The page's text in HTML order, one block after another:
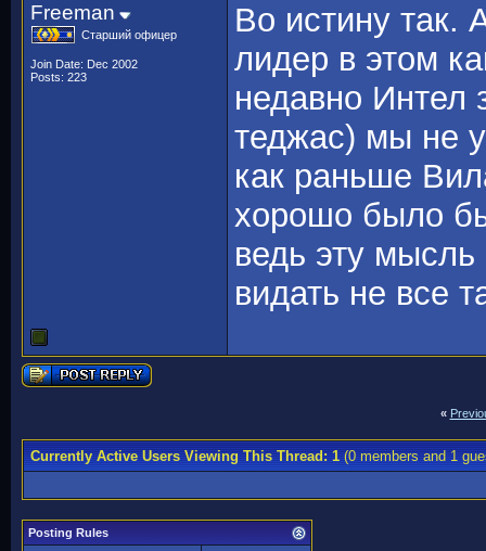
Freeman
Старший офицер
Join Date: Dec 2002
Posts: 223
Во истину так.
лидер в этом
недавно Интел
теджас) мы не
как раньше
хорошо было
ведь эту
видать не все
«
Currently Active Users Viewing This Thread: 1(0 members and 1
Posting Rules